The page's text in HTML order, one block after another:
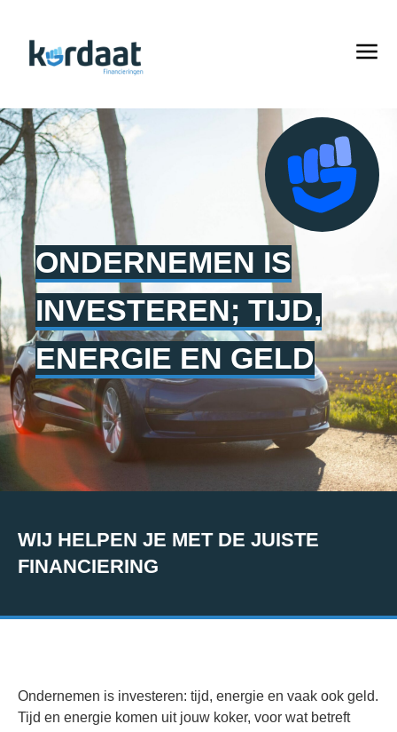
ONDERNEMEN IS
INVESTEREN; TIJD,
ENERGIE EN GELD
WIJ HELPEN JE MET DE JUISTE
FINANCIERING
Ondernemen is investeren: tijd, energie en vaak ook geld.
Tijd en energie komen uit jouw koker, voor wat betreft